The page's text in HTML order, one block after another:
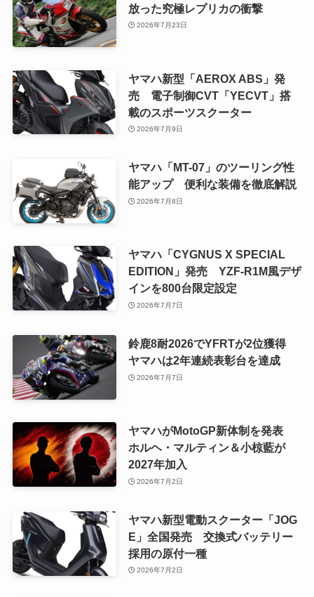
放った究極レプリカの衝撃
2026年7月23日
ヤマハ新型「AEROX ABS」発
売 電子制御CVT「YECVT」搭
載のスポーツスクーター
2026年7月9日
ヤマハ「MT-07」のツーリング性
能アップ 便利な装備を徹底解説
2026年7月8日
ヤマハ「CYGNUS X SPECIAL
EDITION」発売 YZF-R1M風デザ
インを800台限定設定
2026年7月7日
鈴鹿8耐2026でYFRTが2位獲得
ヤマハは2年連続表彰台を達成
2026年7月7日
ヤマハがMotoGP新体制を発表
ホルヘ・マルティン＆小椋藍が
2027年加入
2026年7月2日
ヤマハ新型電動スクーター「JOG
E」全国発売 交換式バッテリー
採用の原付一種
2026年7月2日